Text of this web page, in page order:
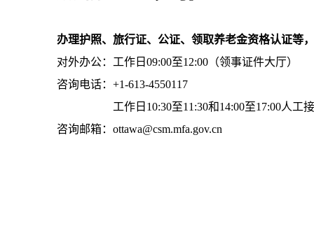
办理护照、旅行证、公证、领取养老金资格认证等
对外办公：工作日09:00至12:00（领事证件大厅）
咨询电话：+1-613-4550117
工作日10:30至11:30和14:00至17:00人工
咨询邮箱：ottawa@csm.mfa.gov.cn